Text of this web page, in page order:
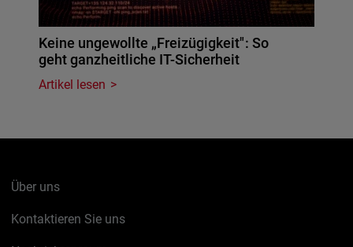
Keine ungewollte „Freizügigkeit": So
geht ganzheitliche IT-Sicherheit
Artikel lesen
Über uns
Kontaktieren Sie uns